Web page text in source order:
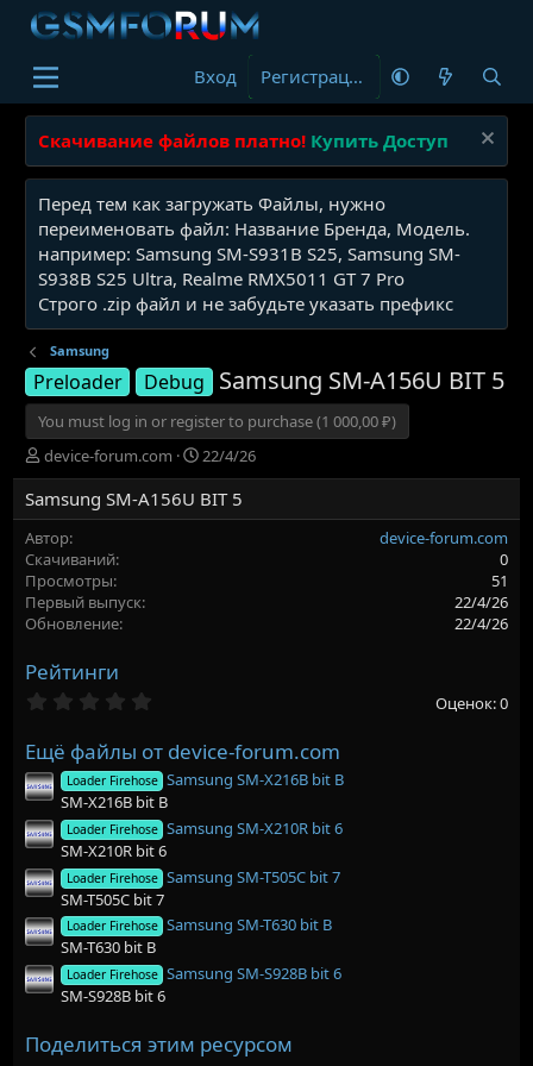
Вход Регистрация
Скачивание файлов платно! Купить Доступ
Перед тем как загружать Файлы, нужно
переименовать файл: Название Бренда, Модель.
например: Samsung SM-S931B S25, Samsung SM-
S938B S25 Ultra, Realme RMX5011 GT 7 Pro
Строго .zip файл и не забудьте указать префикс
Samsung
Preloader Debug Samsung SM-A156U BIT 5
You must log in or register to purchase (1 000,00 ₽)
А
в
т
о
р
device-forum.com
Д
а
т
а
22/4/26
Samsung SM-A156U BIT 5
Автор
device-forum.com
Скачиваний
0
Просмотры
51
Первый выпуск
22/4/26
Обновление
22/4/26
Рейтинги
0
з
в
ё
з
д
Оценок: 0
Ещё файлы от device-forum.com
Loader Firehose Samsung SM-X216B bit B
SM-X216B bit B
Loader Firehose Samsung SM-X210R bit 6
SM-X210R bit 6
Loader Firehose Samsung SM-T505C bit 7
SM-T505C bit 7
Loader Firehose Samsung SM-T630 bit B
SM-T630 bit B
Loader Firehose Samsung SM-S928B bit 6
SM-S928B bit 6
Поделиться этим ресурсом